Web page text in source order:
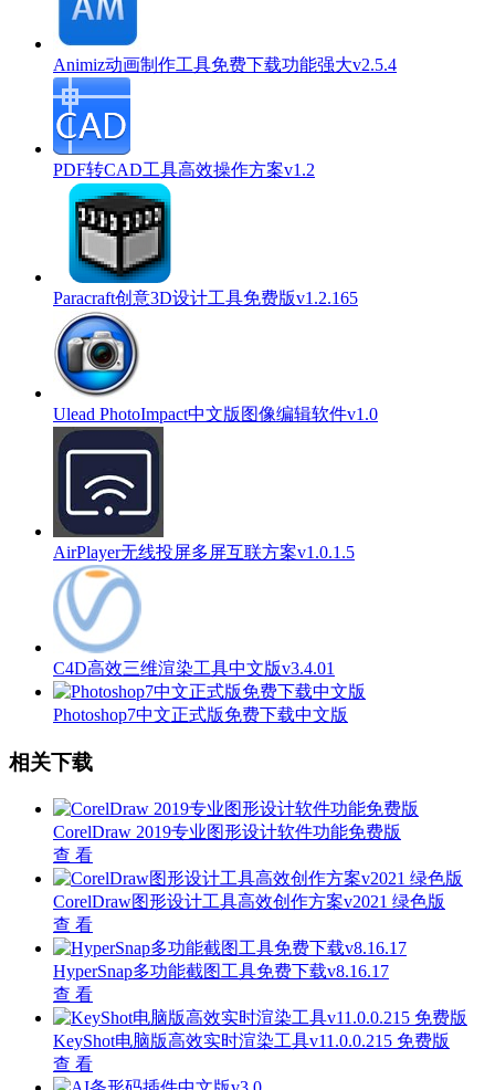
Animiz动画制作工具免费下载功能强大v2.5.4
PDF转CAD工具高效操作方案v1.2
Paracraft创意3D设计工具免费版v1.2.165
Ulead PhotoImpact中文版图像编辑软件v1.0
AirPlayer无线投屏多屏互联方案v1.0.1.5
C4D高效三维渲染工具中文版v3.4.01
Photoshop7中文正式版免费下载中文版
相关下载
CorelDraw 2019专业图形设计软件功能免费版
查 看
CorelDraw图形设计工具高效创作方案v2021 绿色版
查 看
HyperSnap多功能截图工具免费下载v8.16.17
查 看
KeyShot电脑版高效实时渲染工具v11.0.0.215 免费版
查 看